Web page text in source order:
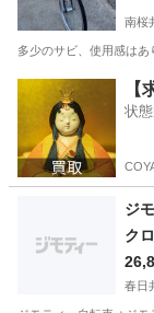
南桜
多少のサビ、使用感は
南
【
状
ジ
ク
春日